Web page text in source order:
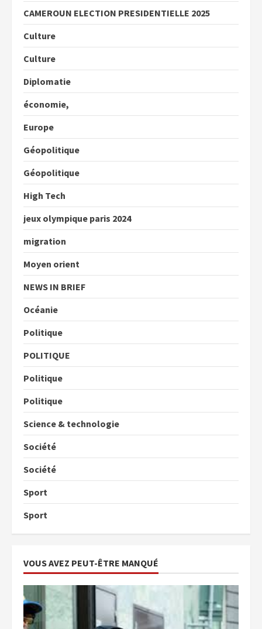
CAMEROUN ELECTION PRESIDENTIELLE 2025
Culture
Culture
Diplomatie
économie,
Europe
Géopolitique
Géopolitique
High Tech
jeux olympique paris 2024
migration
Moyen orient
NEWS IN BRIEF
Océanie
Politique
POLITIQUE
Politique
Politique
Science & technologie
Société
Société
Sport
Sport
VOUS AVEZ PEUT-ÊTRE MANQUÉ